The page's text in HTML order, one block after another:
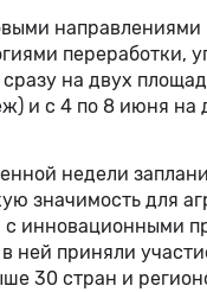
переработки,
на двух
и с 4 по 8 июня на
недели
значимость для
с инновационными
ней приняли
30 стран и